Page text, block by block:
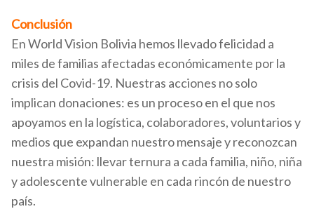
Conclusión
En World Vision Bolivia hemos llevado felicidad a
miles de familias afectadas económicamente por la
crisis del Covid-19. Nuestras acciones no solo
implican donaciones: es un proceso en el que nos
apoyamos en la logística, colaboradores, voluntarios y
medios que expandan nuestro mensaje y reconozcan
nuestra misión: llevar ternura a cada familia, niño, niña
y adolescente vulnerable en cada rincón de nuestro
país.